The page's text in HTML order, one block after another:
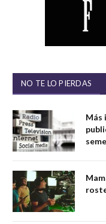
NO TE LO PIERDAS
Más